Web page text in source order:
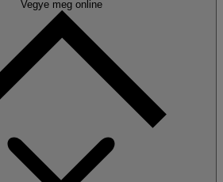
Vegye meg online